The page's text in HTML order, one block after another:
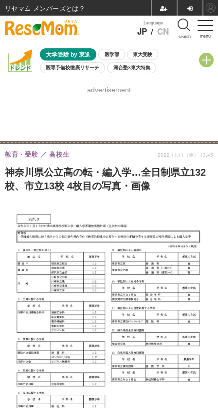
menu
Language
JP / CN search
大学受験 by 東進 医学部 東大受験
医専予備校徹底リサーチ 河合塾×東大特集
8月開催学校説明会・相談会
advertisement
神奈川県公立高の転・編入学…全日制県立132
校、市立13校 4枚目の写真・画像
教育・受験 高校生 2022.11.11（金） 13:45
リセマム メンバーズ